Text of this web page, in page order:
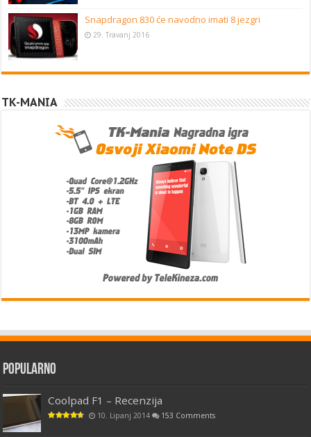
Snapdragon 830 će navodno imati 8 jezgri
29. Travanj 2016
TK-MANIA
Popularno
Coolpad F1 – Recenzija
10. Lipanj 2014 153 Comments